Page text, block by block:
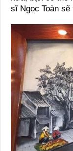
sĩ Ngọc Toàn